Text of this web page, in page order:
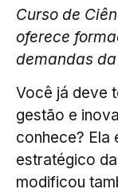
Curso de
oferece
demandas
Você já deve
gestão e
conhece? Ela
estratégico
modificou